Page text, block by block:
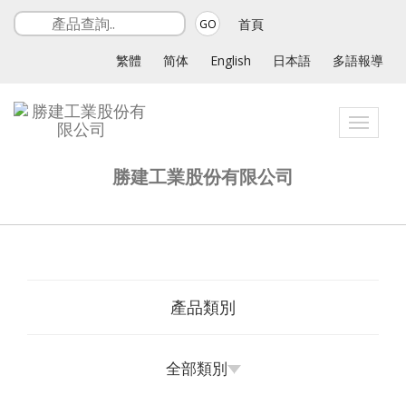
GO 首頁
繁體 简体 English 日本語 多語報導
Toggle
勝建工業股份有限公司
產品類別
全部類別